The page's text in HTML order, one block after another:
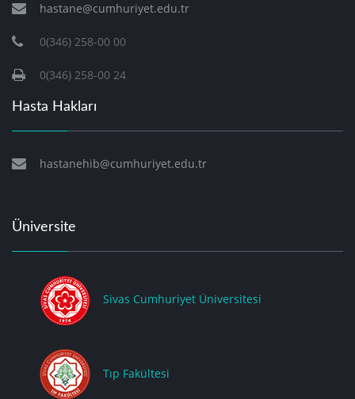
hastane@cumhuriyet.edu.tr
0(346) 258-00 00
0(346) 258-00 24
Hasta Hakları
hastanehib@cumhuriyet.edu.tr
Üniversite
Sivas Cumhuriyet Üniversitesi
Tıp Fakültesi